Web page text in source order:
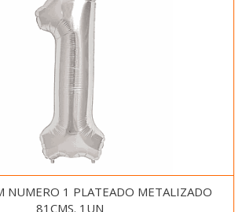
NUMERO 1 PLATEADO METALIZADO
81CMS. 1UN